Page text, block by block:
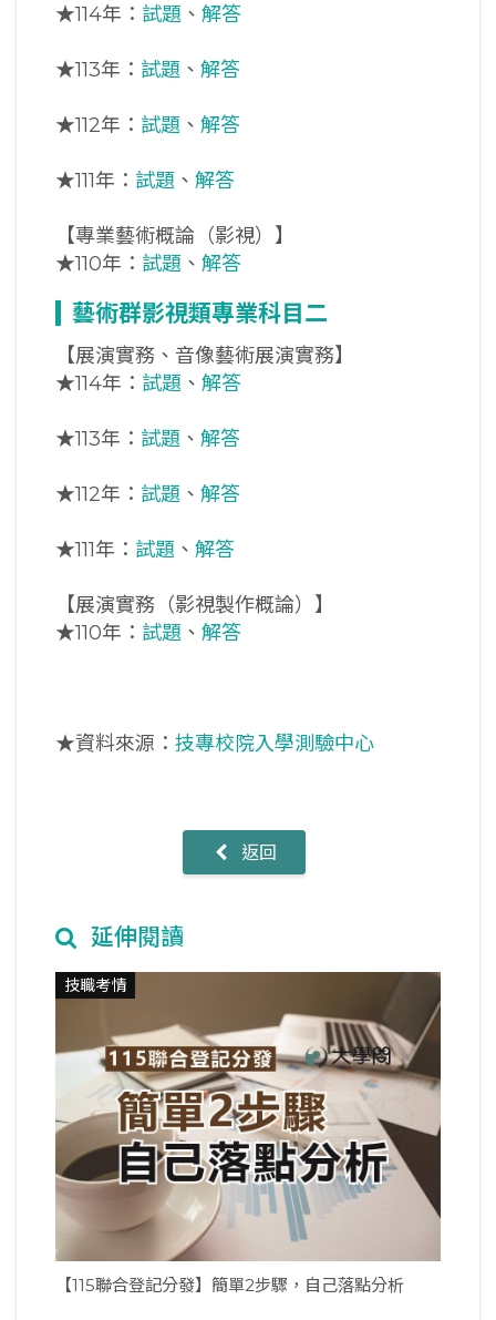
★114年： 試題 、 解答
★113年： 試題 、 解答
★112年： 試題 、 解答
★111年： 試題 、 解答
【專業藝術概論（影視）】
★110年： 試題 、 解答
藝術群影視類專業科目二
【展演實務、音像藝術展演實務】
★114年： 試題 、 解答
★113年： 試題 、 解答
★112年： 試題 、 解答
★111年： 試題 、 解答
【展演實務（影視製作概論）】
★110年： 試題 、 解答
★資料來源： 技專校院入學測驗中心
返回
延伸閱讀
技職考情
【115聯合登記分發】簡單2步驟，自己落點分析